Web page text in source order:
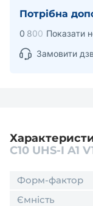
Потрібна
0 800 Показати
Замовити
C10 UHS-I A1
Форм-фактор
Ємність